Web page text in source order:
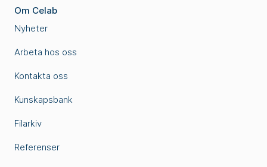
Om Celab
Nyheter
Arbeta hos oss
Kontakta oss
Kunskapsbank
Filarkiv
Referenser